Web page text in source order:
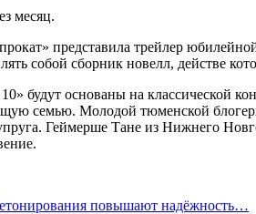
месяц.
представила трейлер
собой сборник новелл, действе
будут основаны на классической
семью. Молодой тюменской
Геймерше Тане из Нижнего
повышают надёжность…